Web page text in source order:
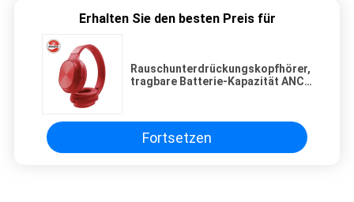
Erhalten Sie den besten Preis für
Rauschunterdrückungskopfhörer,
tragbare Batterie-Kapazität ANC
Fortsetzen